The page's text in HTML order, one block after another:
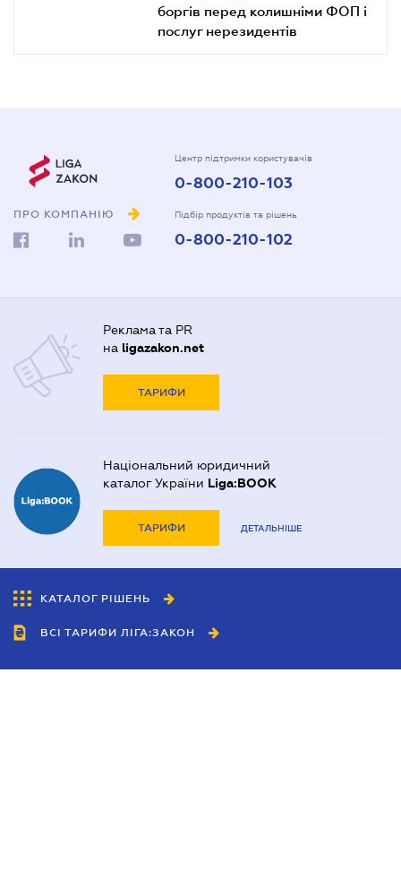
боргів перед колишніми ФОП і
послуг нерезидентів
ПРО КОМПАНІЮ
Центр підтримки користувачів
0-800-210-103
Підбір продуктів та рішень
0-800-210-102
Реклама та PR
на ligazakon.net
ТАРИФИ
Національний юридичний
каталог України Liga:BOOK
ТАРИФИ ДЕТАЛЬНІШЕ
КАТАЛОГ РІШЕНЬ
ВСІ ТАРИФИ ЛІГА:ЗАКОН